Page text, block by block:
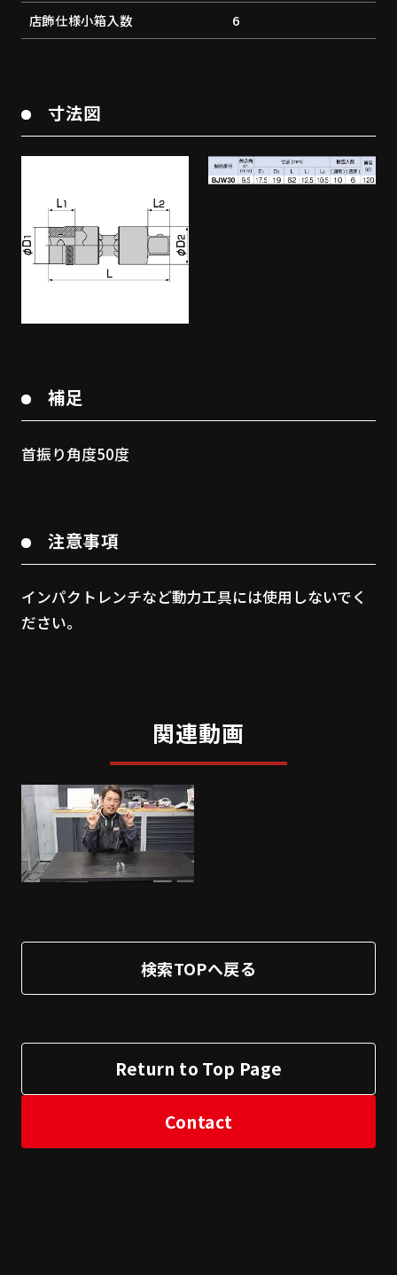
店飾仕様小箱入数
6
寸法図
補足
首振り角度50度
注意事項
インパクトレンチなど動力工具には使用しないでく
ださい。
関連動画
検索TOPへ戻る
Return to Top Page
Contact